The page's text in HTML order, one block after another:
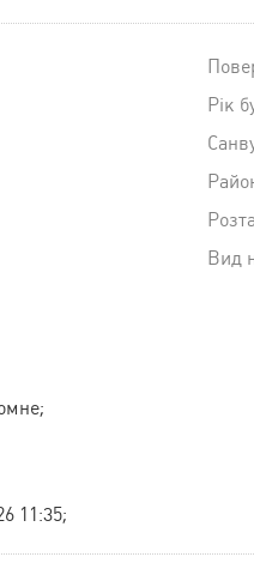
Рік
Вид
11:35;